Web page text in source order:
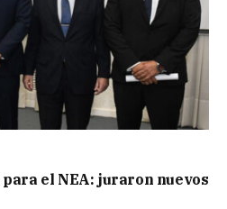
el NEA: juraron nuevos